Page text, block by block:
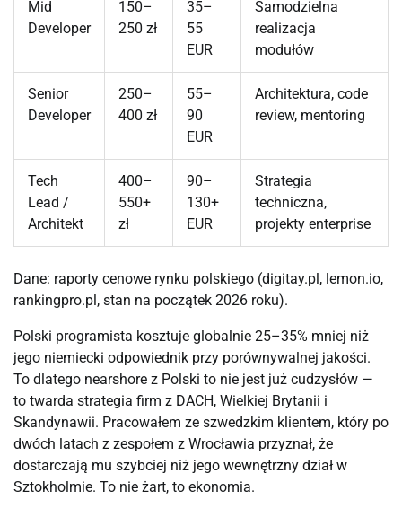
Mid
Developer
150–
250 zł
35–
55
EUR
Samodzielna
realizacja
modułów
Senior
Developer
250–
400 zł
55–
90
EUR
Architektura, code
review, mentoring
Tech
Lead /
Architekt
400–
550+
zł
90–
130+
EUR
Strategia
techniczna,
projekty enterprise
Dane: raporty cenowe rynku polskiego (digitay.pl, lemon.io,
rankingpro.pl, stan na początek 2026 roku).
Polski programista kosztuje globalnie 25–35% mniej niż
jego niemiecki odpowiednik przy porównywalnej jakości.
To dlatego nearshore z Polski to nie jest już cudzysłów —
to twarda strategia firm z DACH, Wielkiej Brytanii i
Skandynawii. Pracowałem ze szwedzkim klientem, który po
dwóch latach z zespołem z Wrocławia przyznał, że
dostarczają mu szybciej niż jego wewnętrzny dział w
Sztokholmie. To nie żart, to ekonomia.